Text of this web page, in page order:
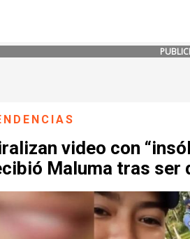
video con
Maluma tras ser